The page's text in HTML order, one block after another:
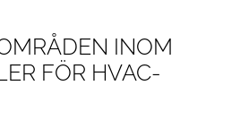
INOM
FÖR HVAC-